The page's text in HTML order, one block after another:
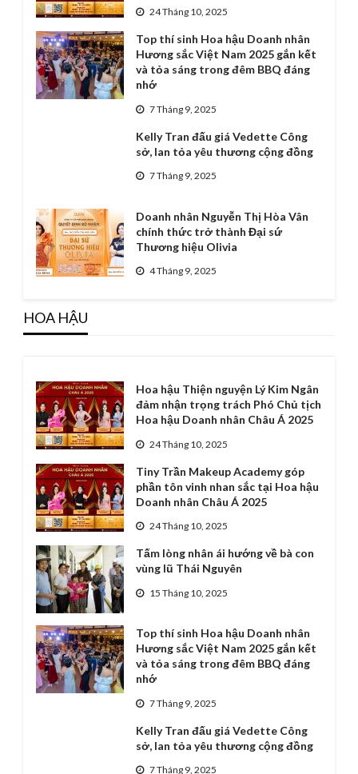
24 Tháng 10, 2025
Top thí sinh Hoa hậu Doanh nhân
Hương sắc Việt Nam 2025 gắn kết
và tỏa sáng trong đêm BBQ đáng
nhớ
7 Tháng 9, 2025
Kelly Tran đấu giá Vedette Công
sở, lan tỏa yêu thương cộng đồng
7 Tháng 9, 2025
Doanh nhân Nguyễn Thị Hòa Vân
chính thức trở thành Đại sứ
Thương hiệu Olivia
4 Tháng 9, 2025
HOA HẬU
Hoa hậu Thiện nguyện Lý Kim Ngân
đảm nhận trọng trách Phó Chủ tịch
Hoa hậu Doanh nhân Châu Á 2025
24 Tháng 10, 2025
Tiny Trần Makeup Academy góp
phần tôn vinh nhan sắc tại Hoa hậu
Doanh nhân Châu Á 2025
24 Tháng 10, 2025
Tấm lòng nhân ái hướng về bà con
vùng lũ Thái Nguyên
15 Tháng 10, 2025
Top thí sinh Hoa hậu Doanh nhân
Hương sắc Việt Nam 2025 gắn kết
và tỏa sáng trong đêm BBQ đáng
nhớ
7 Tháng 9, 2025
Kelly Tran đấu giá Vedette Công
sở, lan tỏa yêu thương cộng đồng
7 Tháng 9, 2025